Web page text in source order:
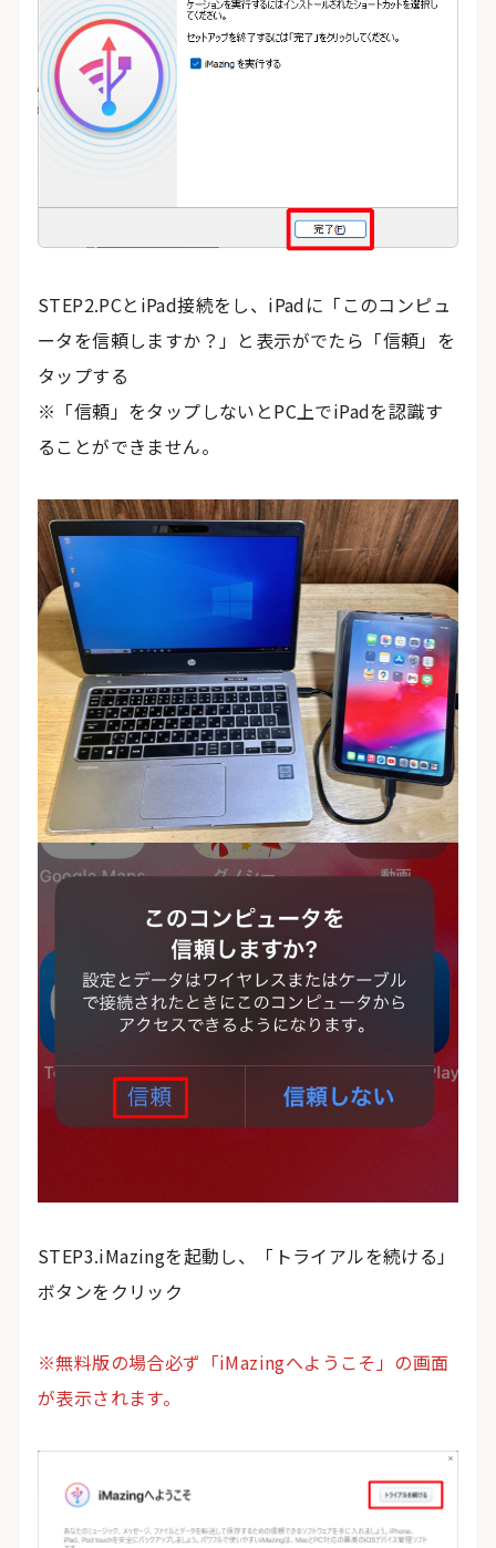
STEP2.PCとiPad接続をし、iPadに「このコンピュ
ータを信頼しますか？」と表示がでたら「信頼」を
タップする
※「信頼」をタップしないとPC上でiPadを認識す
ることができません。
STEP3.iMazingを起動し、「トライアルを続ける」
ボタンをクリック
※無料版の場合必ず「iMazingへようこそ」の画面
が表示されます。